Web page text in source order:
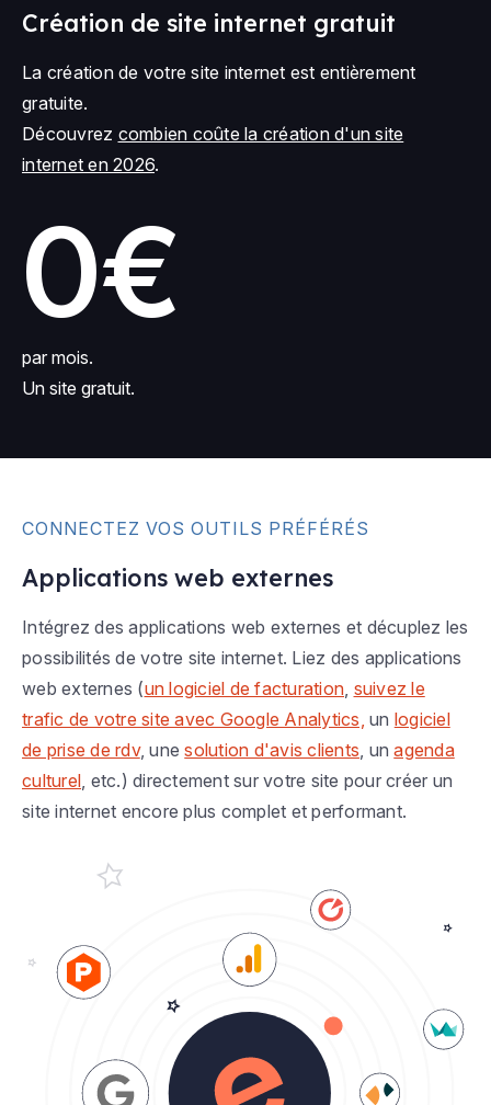
Création de site internet gratuit
La création de votre site internet est entièrement
gratuite.
Découvrez combien coûte la création d'un site
internet en 2026.
0€
par mois.
Un site gratuit.
CONNECTEZ VOS OUTILS PRÉFÉRÉS
Applications web externes
Intégrez des applications web externes et décuplez les
possibilités de votre site internet. Liez des applications
web externes (un logiciel de facturation, suivez le
trafic de votre site avec Google Analytics, un logiciel
de prise de rdv, unesolution d'avis clients, unagenda
culturel, etc.) directement sur votre site pour créer un
site internet encore plus complet et performant.